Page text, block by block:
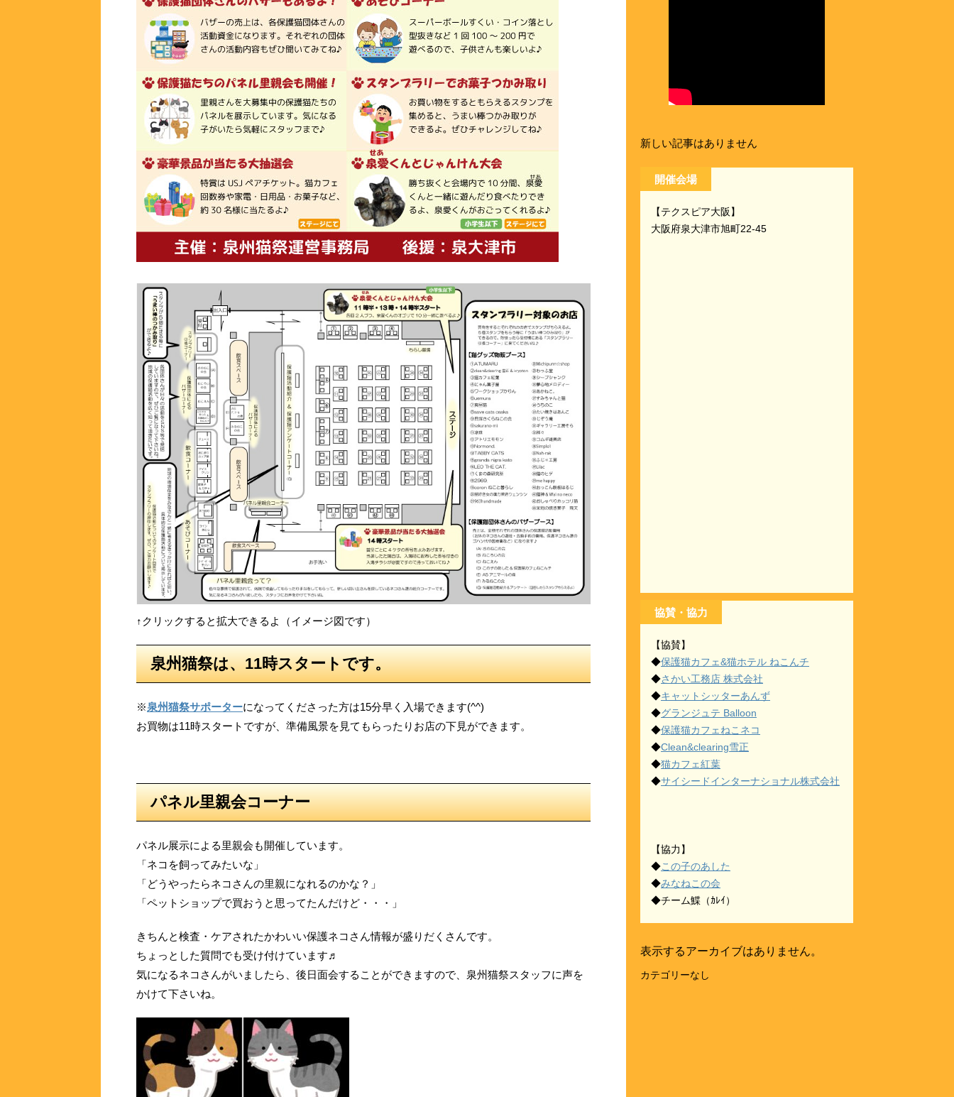
↑クリックすると拡大できるよ（イメージ図です）
泉州猫祭は、11時スタートです。
※泉州猫祭サポーターになってくださった方は15分早く入場できます(^^)
お買物は11時スタートですが、準備風景を見てもらったりお店の下見ができます。
パネル里親会コーナー
パネル展示による里親会も開催しています。
「ネコを飼ってみたいな」
「どうやったらネコさんの里親になれるのかな？」
「ペットショップで買おうと思ってたんだけど・・・」
きちんと検査・ケアされたかわいい保護ネコさん情報が盛りだくさんです。
ちょっとした質問でも受け付けています♬
気になるネコさんがいましたら、後日面会することができますので、泉州猫祭スタッフに声を
かけて下さいね。
新しい記事はありません
開催会場
【テクスピア大阪】
大阪府泉大津市旭町22-45
協賛・協力
【協賛】
◆保護猫カフェ&猫ホテル ねこんチ
◆さかい工務店 株式会社
◆キャットシッターあんず
◆グランジュテ Balloon
◆保護猫カフェねこネコ
◆Clean&clearing雪正
◆猫カフェ紅葉
◆サイシードインターナショナル株式会社
【協力】
◆この子のあした
◆みなねこの会
◆チーム鰈（ｶﾚｲ）
表示するアーカイブはありません。
カテゴリーなし